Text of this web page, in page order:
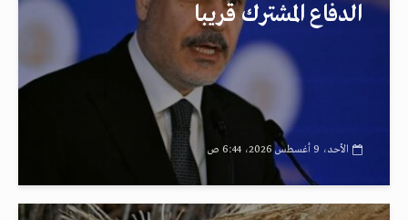
الدفاع المشترك قريبا
الأحد، 9 أغسطس 2026، 6:44 ص